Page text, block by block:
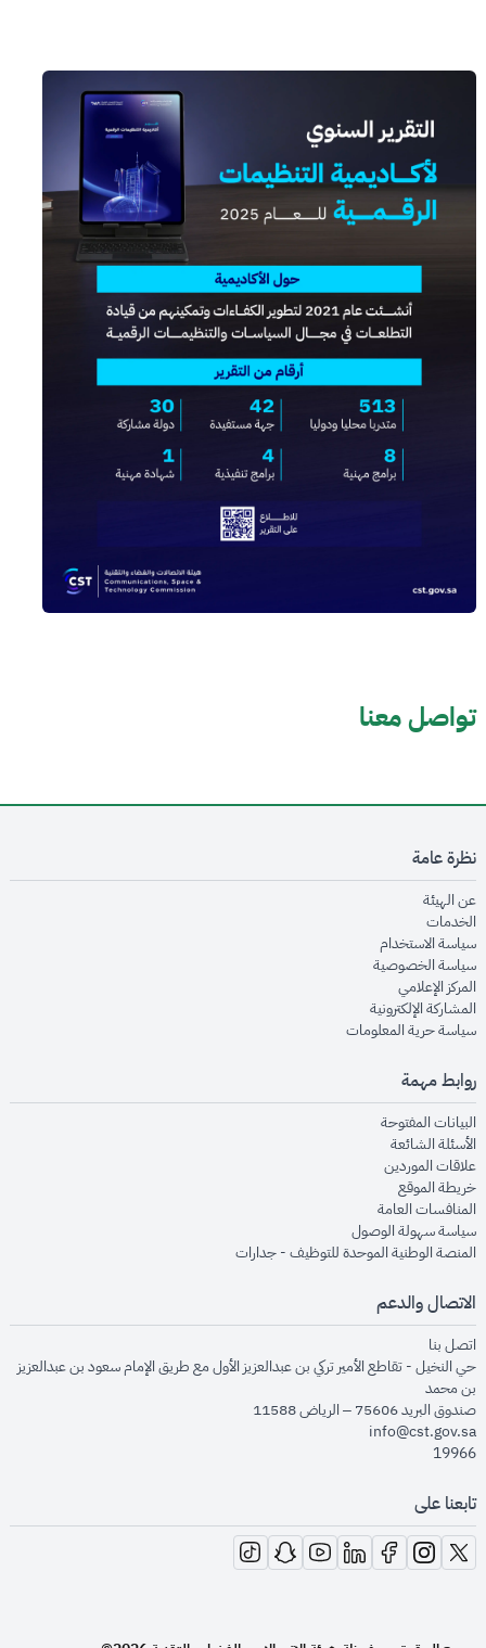
تواصل معنا
نظرة عامة
عن الهيئةopens in new window
الخدماتopens in new window
سياسة الاستخدام
سياسة الخصوصيةopens in new window
المركز الإعلاميopens in new window
المشاركة الإلكترونيةopens in new window
سياسة حرية المعلوماتopens in new window
روابط مهمة
البيانات المفتوحةopens in new window
الأسئلة الشائعةopens in new window
علاقات الموردينopens in new window
خريطة الموقعopens in new window
المنافسات العامةopens in new window
سياسة سهولة الوصولopens in new window
المنصة الوطنية الموحدة للتوظيف - جداراتopens in new window
الاتصال والدعم
اتصل بنا
حي النخيل - تقاطع الأمير تركي بن عبدالعزيز الأول مع طريق الإمام سعود بن عبدالعزيز
بن محمد
صندوق البريد 75606 – الرياض 11588
info@cst.gov.sa
19966
تابعنا على
opens in new window
opens in new window
opens in new window
opens in new window
opens in new window
opens in new window
opens in new window